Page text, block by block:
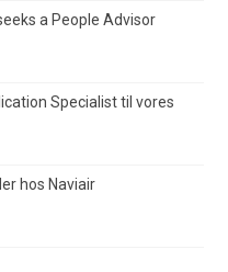
a People Advisor
Specialist til vores
hos Naviair